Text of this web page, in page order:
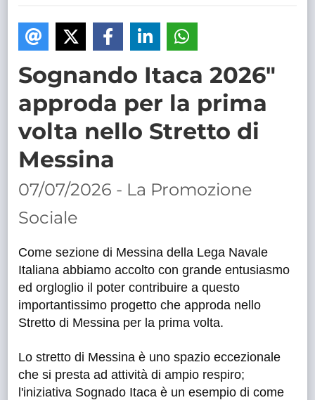
Sognando Itaca 2026"
approda per la prima
volta nello Stretto di
Messina
07/07/2026 - La Promozione
Sociale
Come sezione di Messina della Lega Navale
Italiana abbiamo accolto con grande entusiasmo
ed orgloglio il poter contribuire a questo
importantissimo progetto che approda nello
Stretto di Messina per la prima volta.
Lo stretto di Messina è uno spazio eccezionale
che si presta ad attività di ampio respiro;
l'iniziativa Sognado Itaca è un esempio di come